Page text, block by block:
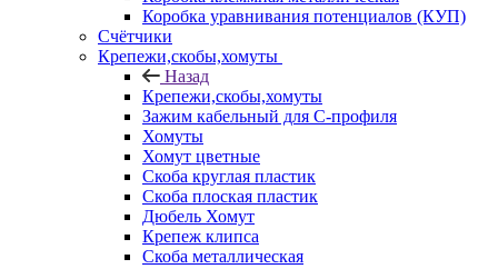
Коробка уравнивания потенциалов (КУП)
Счётчики
Крепежи,скобы,хомуты
Назад
Крепежи,скобы,хомуты
Зажим кабельный для С-профиля
Хомуты
Хомут цветные
Скоба круглая пластик
Скоба плоская пластик
Дюбель Хомут
Крепеж клипса
Скоба металлическая